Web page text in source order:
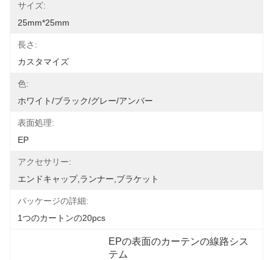
サイズ:
25mm*25mm
長さ:
カスタマイズ
色:
ホワイト/ブラック/グレー/アンバー
表面処理:
EP
アクセサリー:
エンドキャップ,ランナー,ブラケット
パッケージの詳細:
1つのカートンの20pcs
EPの表面のカーテンの線路シス
テム